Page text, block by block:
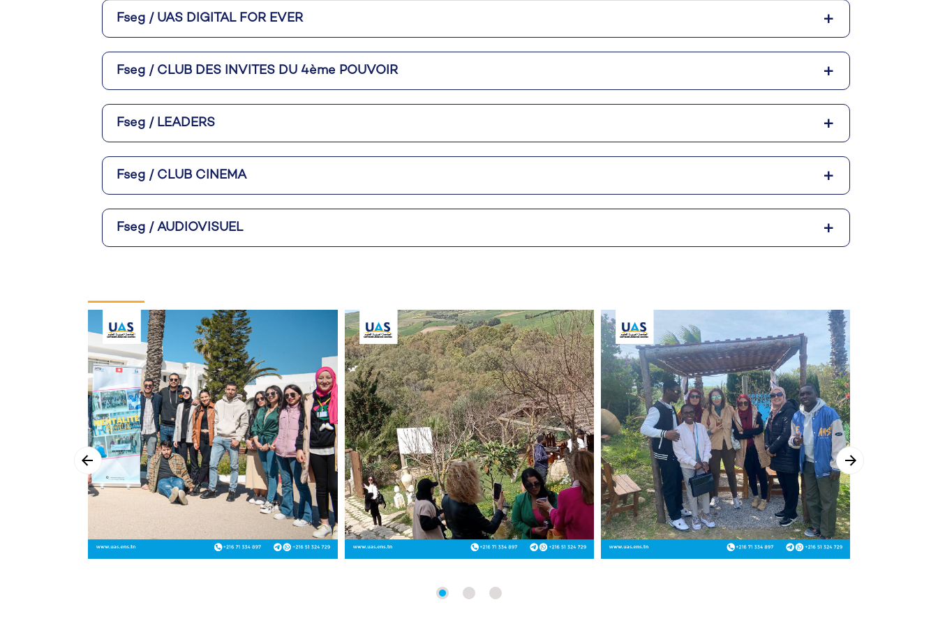
Fseg / UAS DIGITAL FOR EVER
Fseg / CLUB DES INVITES DU 4ème POUVOIR
Fseg / LEADERS
Fseg / CLUB CINEMA
Fseg / AUDIOVISUEL